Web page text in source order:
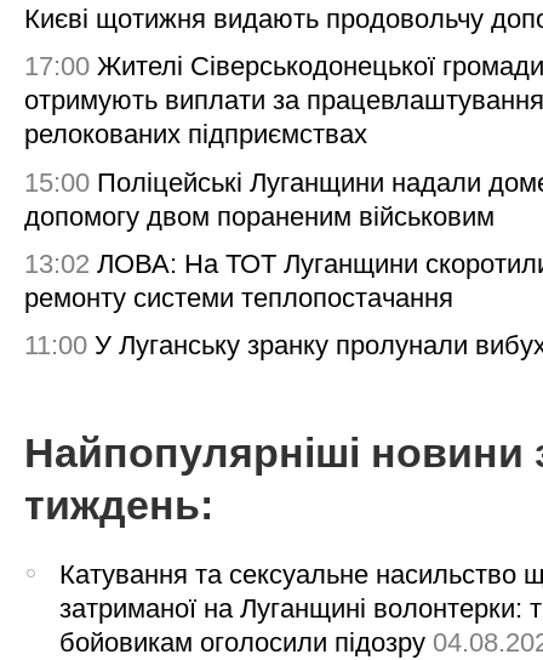
Києві щотижня видають продовольчу
17:00 Жителі Сіверськодонецької
отримують виплати за
релокованих підприємствах
15:00 Поліцейські Луганщини надали
допомогу двом пораненим військовим
13:02 ЛОВА: На ТОТ Луганщини
ремонту системи теплопостачання
11:00 У Луганську зранку пролунали
Найпопулярніші новини
тиждень:
Катування та сексуальне насильство
затриманої на Луганщині волонтерки:
бойовикам оголосили підозру